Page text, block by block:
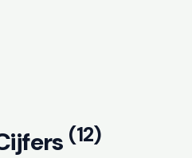
(12)